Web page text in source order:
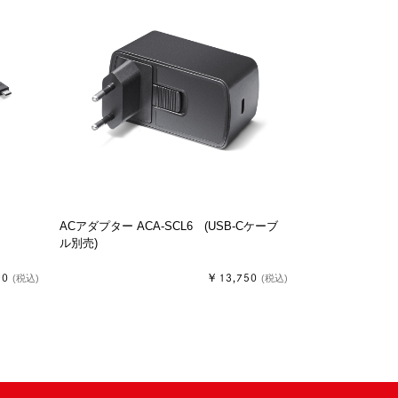
(税込)
ACアダプター ACA-SCL6 (USB-Cケーブ
ル別売)
￥13,750 (税込)